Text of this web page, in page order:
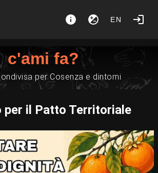
EN
c'ami fa?
per Cosenza e dintorni
per il Patto Territoriale